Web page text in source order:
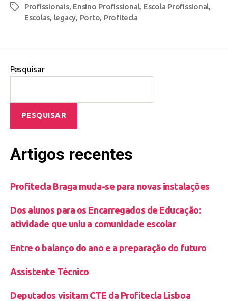
Profissionais, Ensino Profissional, Escola Profissional,
Escolas, legacy, Porto, Profitecla
Pesquisar
PESQUISAR
Artigos recentes
Profitecla Braga muda-se para novas instalações
Dos alunos para os Encarregados de Educação:
atividade que uniu a comunidade escolar
Entre o balanço do ano e a preparação do futuro
Assistente Técnico
Deputados visitam CTE da Profitecla Lisboa